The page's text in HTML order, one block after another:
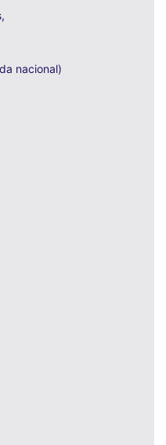
nacional)